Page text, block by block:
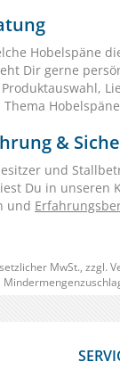
Hobelspäne
Dir gerne
&
und
Du in unseren
und
MwSt., zzgl.